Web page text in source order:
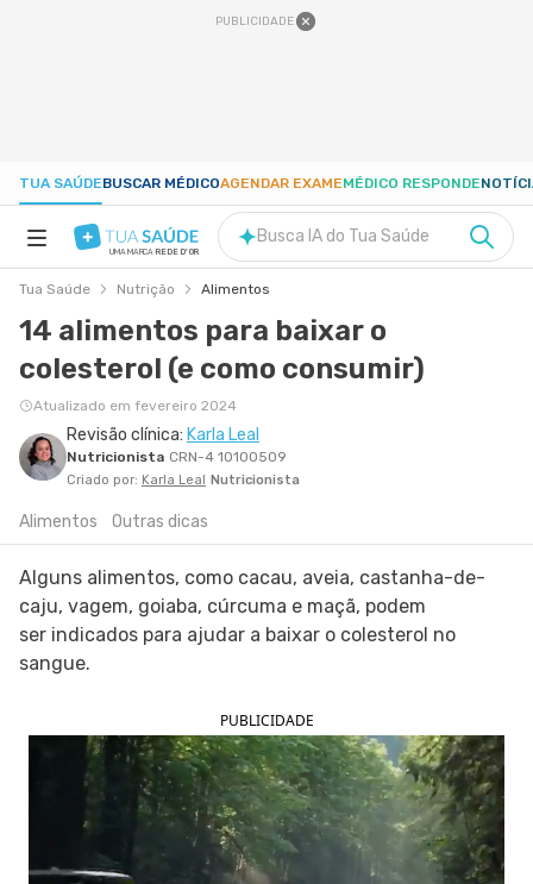
PUBLICIDADE
TUA SAÚDEBUSCAR MÉDICOAGENDAR EXAMEMÉDICO RESPONDE
NUTRIÇÃO
GRAVIDEZ
SIGA O TUA SAÚDE NAS REDES SOCIAIS
UMA MARCA REDE D'OR
Busca IA do Tua Saúde
Tua Saúde Nutrição Alimentos
14 alimentos para baixar o
colesterol (e como consumir)
Atualizado em fevereiro 2024
Revisão clínica: Karla Leal
Nutricionista CRN-4 10100509
Criado por: Karla Leal Nutricionista
Alimentos Outras dicas
Alguns alimentos, como cacau, aveia, castanha-de-
caju, vagem, goiaba, cúrcuma e maçã, podem
ser indicados para ajudar a baixar o colesterol no
sangue.
PUBLICIDADE